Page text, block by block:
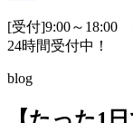
[受付]9:00～18:00
24時間受付中！
blog